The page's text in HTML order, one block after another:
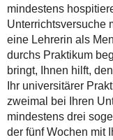
mindestens
Unterrichtsversuche
eine Lehrerin als
durchs Praktikum
bringt, Ihnen hilft,
Ihr universitärer
zweimal bei Ihren
mindestens drei
der fünf Wochen mit